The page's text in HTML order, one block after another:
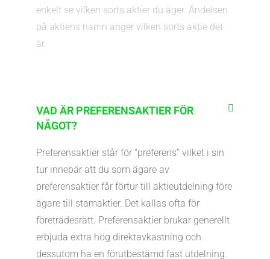
enkelt se vilken sorts aktier du äger. Ändelsen
på aktiens namn anger vilken sorts aktie det
är.
VAD ÄR PREFERENSAKTIER FÖR
NÅGOT?
Preferensaktier står för “preferens” vilket i sin
tur innebär att du som ägare av
preferensaktier får förtur till aktieutdelning före
ägare till stamaktier. Det kallas ofta för
företrädesrätt. Preferensaktier brukar generellt
erbjuda extra hög direktavkastning och
dessutom ha en förutbestämd fast utdelning.